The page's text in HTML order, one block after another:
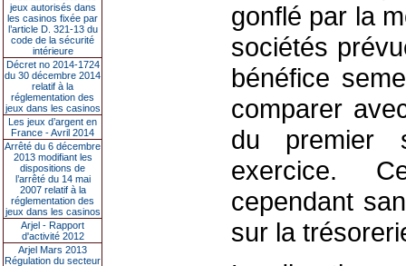
jeux autorisés dans
les casinos fixée par
l’article D. 321-13 du
code de la sécurité
intérieure
Décret no 2014-1724
du 30 décembre 2014
relatif à la
réglementation des
jeux dans les casinos
Les jeux d’argent en
France - Avril 2014
Arrêté du 6 décembre
2013 modifiant les
dispositions de
l’arrêté du 14 mai
2007 relatif à la
réglementation des
jeux dans les casinos
Arjel - Rapport
d'activité 2012
Arjel Mars 2013
Régulation du secteur
gonflé par la
sociétés
bénéfice
comparer
du premier
exercice.
cependant
sur la